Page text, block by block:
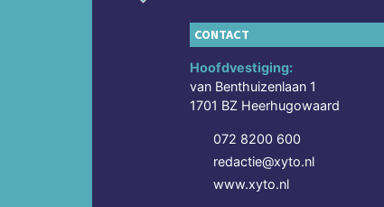
CONTACT
Hoofdvestiging:
van Benthuizenlaan 1
1701 BZ Heerhugowaard
072 8200 600
redactie@xyto.nl
www.xyto.nl